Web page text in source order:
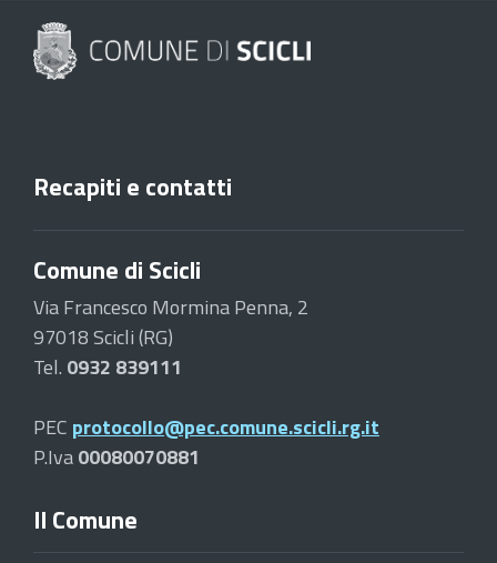
Recapiti e contatti
Comune di Scicli
Via Francesco Mormina Penna, 2
97018 Scicli (RG)
Tel. 0932 839111
PEC protocollo@pec.comune.scicli.rg.it
P.Iva00080070881
Il Comune